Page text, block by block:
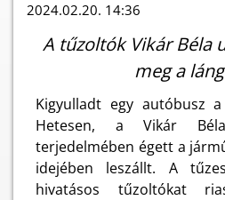
2024.02.20. 14:36
A tűzoltók Vikár Béla
meg a
Kigyulladt egy autóbusz
Hetesen, a Vikár
terjedelmében égett a
idejében leszállt. A
hivatásos tűzoltókat